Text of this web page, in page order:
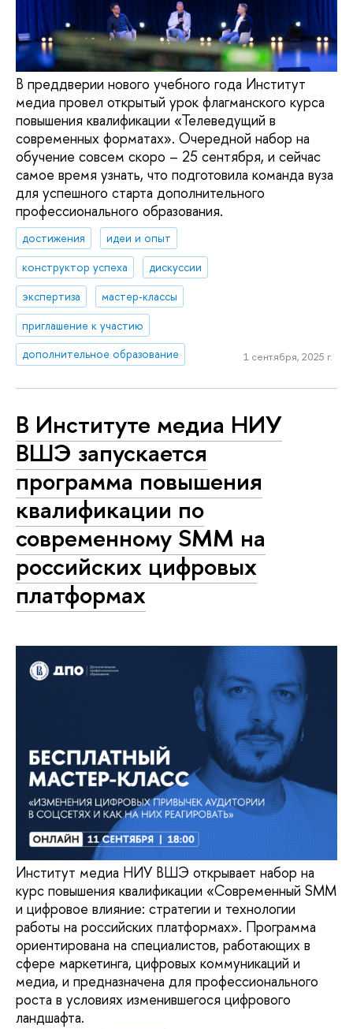
В преддверии нового учебного года Институт
медиа провел открытый урок флагманского курса
повышения квалификации «Телеведущий в
современных форматах». Очередной набор на
обучение совсем скоро – 25 сентября, и сейчас
самое время узнать, что подготовила команда вуза
для успешного старта дополнительного
профессионального образования.
достижения
идеи и опыт
конструктор успеха
дискуссии
экспертиза
мастер-классы
приглашение к участию
дополнительное образование
1 сентября, 2025 г.
В Институте медиа НИУ
ВШЭ запускается
программа повышения
квалификации по
современному SMM на
российских цифровых
платформах
Институт медиа НИУ ВШЭ открывает набор на
курс повышения квалификации «Современный SMM
и цифровое влияние: стратегии и технологии
работы на российских платформах». Программа
ориентирована на специалистов, работающих в
сфере маркетинга, цифровых коммуникаций и
медиа, и предназначена для профессионального
роста в условиях изменившегося цифрового
ландшафта.